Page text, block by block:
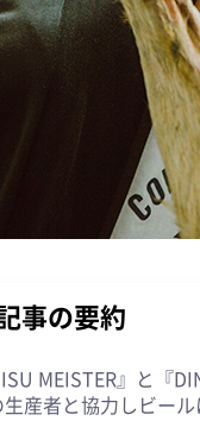
事の要約
MEISTER』と『
産者と協力しビー